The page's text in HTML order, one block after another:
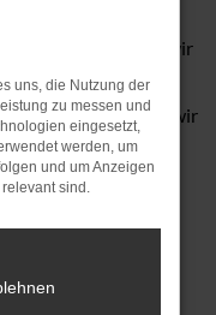
Tauwald
kompetent führen wir
Sie von unseren
Preisvorteilen, die wir
uns, die Nutzung der
zu messen und
eingesetzt,
werden, um
und um Anzeigen
sind.